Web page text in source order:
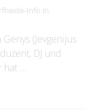
Info in
(Jevgenijus
DJ und
hat …